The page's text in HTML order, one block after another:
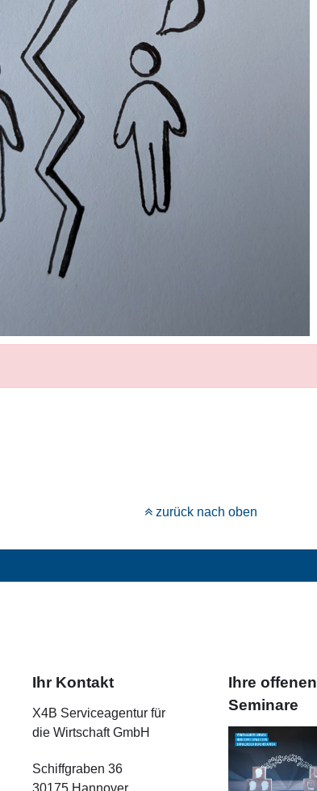
zurück nach oben
Ihr Kontakt
X4B Serviceagentur für
die Wirtschaft GmbH
Schiffgraben 36
Ihre offenen
Seminare